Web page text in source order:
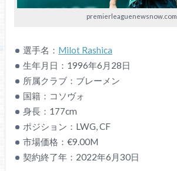
premierleaguenewsnow.com
選手名： Milot Rashica
生年月日：1996年6月28日
所属クラブ：ブレーメン
国籍：コソヴォ
身長：177cm
ポジション：LWG, CF
市場価格：€9.00M
契約終了年：2022年6月30日